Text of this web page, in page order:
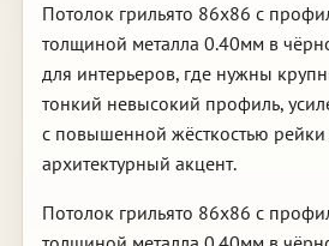
Потолок грильято 86х86 с
толщиной металла 0.40мм в
для интерьеров, где нужны
тонкий невысокий профиль,
с повышенной жёсткостью
архитектурный акцент.
Потолок грильято 86х86 с